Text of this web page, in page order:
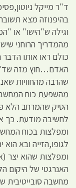
ד"ר מייקל
בהיפנוזה מצא
וגילה ש"הישו" או
מהמדריך הרוחני
כולם ראו אותו
האדם…חוץ מזה שד"ר
שהרבה מהחוויות
מהשפעת כוח
הסיק שהמרחב הלא
לחשיבה מודעת. כך
ומפלצות בכוח
לגופו,הזייה ובא
ומפלצות שהוא יצר
האנרגטי של היקום
מחשבה סובייטיבית